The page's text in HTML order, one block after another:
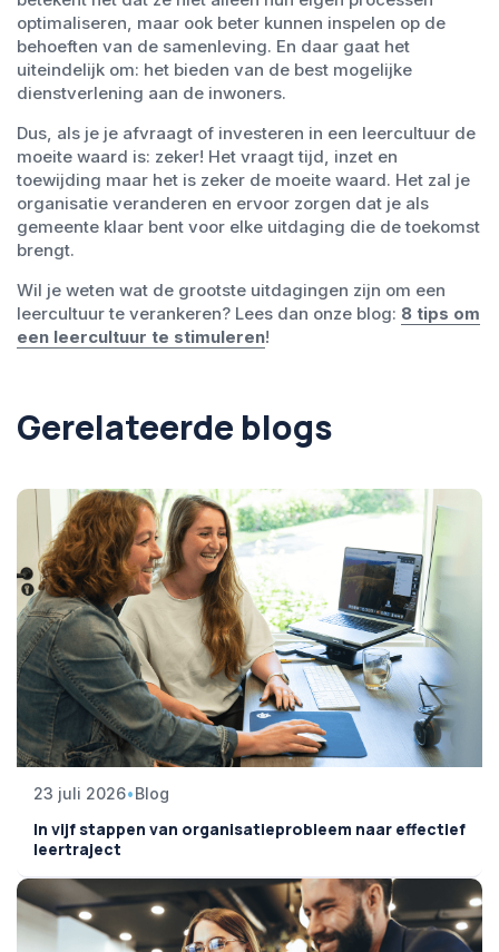
optimaliseren, maar ook beter kunnen inspelen op de
behoeften van de samenleving. En daar gaat het
uiteindelijk om: het bieden van de best mogelijke
dienstverlening aan de inwoners.
Dus, als je je afvraagt of investeren in een leercultuur de
moeite waard is: zeker! Het vraagt tijd, inzet en
toewijding maar het is zeker de moeite waard. Het zal je
organisatie veranderen en ervoor zorgen dat je als
gemeente klaar bent voor elke uitdaging die de toekomst
brengt.
Wil je weten wat de grootste uitdagingen zijn om een
leercultuur te verankeren? Lees dan onze blog: 8 tips om
een leercultuur te stimuleren!
Gerelateerde blogs
23 juli 2026•Blog
In vijf stappen van organisatieprobleem naar effectief
leertraject